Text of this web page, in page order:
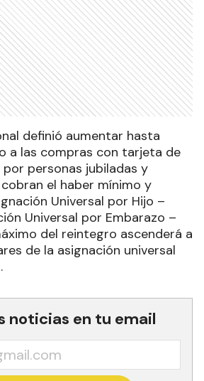
definió aumentar hasta
a las compras con tarjeta de
personas jubiladas y
el haber mínimo y
Universal por Hijo –
Universal por Embarazo –
del reintegro ascenderá a
de la asignación universal
noticias en tu email